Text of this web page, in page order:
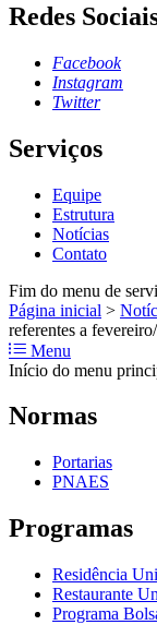
Redes
Facebook
Instagram
Twitter
Serviços
Equipe
Estrutura
Notícias
Contato
Fim do menu de
Página inicial >
referentes a
Menu
Início do menu
Normas
Portarias
PNAES
Programas
Residência
Restaurante
Programa